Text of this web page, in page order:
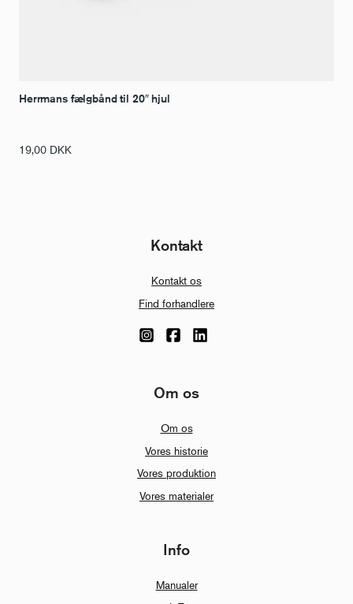
Herrmans fælgbånd til 20″ hjul
19,00 DKK
Kontakt
Kontakt os
Find forhandlere
Om os
Om os
Vores historie
Vores produktion
Vores materialer
Info
Manualer